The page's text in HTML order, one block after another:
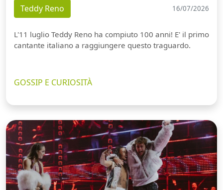
Teddy Reno 16/07/2026
L'11 luglio Teddy Reno ha compiuto 100 anni! E' il primo
cantante italiano a raggiungere questo traguardo.
GOSSIP E CURIOSITÀ